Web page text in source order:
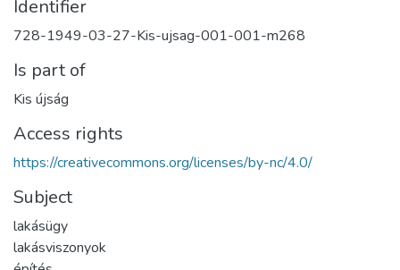
Identifier
728-1949-03-27-Kis-ujsag-001-001-m268
Is part of
Kis újság
Access rights
https://creativecommons.org/licenses/by-nc/4.0/
Subject
lakásügy
lakásviszonyok